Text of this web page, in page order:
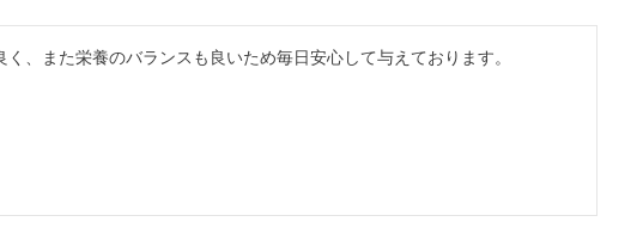
く、また栄養のバランスも良いため毎日安心して与えております。